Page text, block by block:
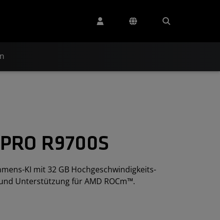
R9700S
KI mit 32 GB Hochgeschwindigkeits-
Unterstützung für AMD ROCm™.